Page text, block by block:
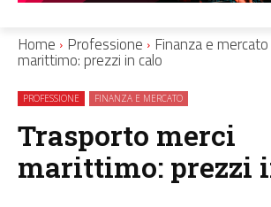
Home Professione Finanza e mercato
marittimo: prezzi in calo
PROFESSIONE FINANZA E MERCATO
Trasporto merci
marittimo: prezzi